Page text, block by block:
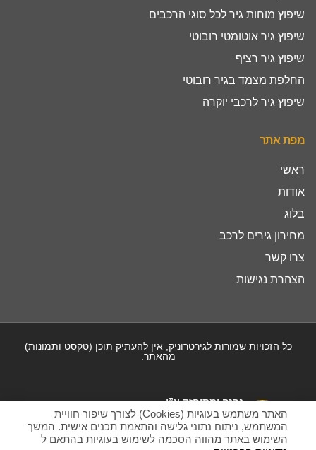
שיפוץ מוחות גיר לכל סוגי הרכבים
שיפוץ גיר אוטומטי רובוטי
שיפוץ גיר רציף
החלפת מצמד בגיר רובוטי
שיפוץ גיר לרכבי יוקרה
מפת אתר
ראשי
אודות
בלוג
מחירון גירים לרכב
צרו קשר
הצהרת נגישות
כל הזכויות שמורות לגירטרוניק, אין להעתיק תוכן (טקסט ותמונות)
מהאתר.
נבנה ומתוחזק ע”י
האתר משתמש בעוגיות (Cookies) לצורך שיפור חוויית
המשתמש, ניתוח נתוני גלישה והתאמת תכנים אישית. המשך
השימוש באתר מהווה הסכמה לשימוש בעוגיות בהתאם ל